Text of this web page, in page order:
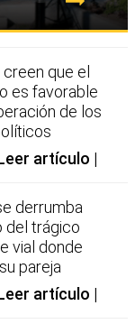
creen que el
es favorable
de los
artículo
derrumba
del trágico
vial donde
pareja
artículo